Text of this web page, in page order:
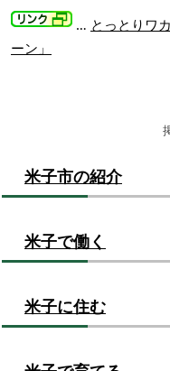
… とっとりワ
ーン」
米子市の紹介
米子で働く
米子に住む